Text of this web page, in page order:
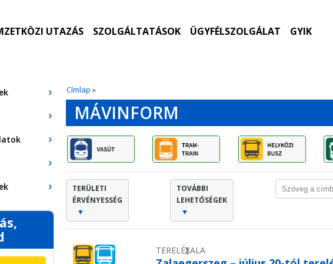
UTAZÁS SZOLGÁLTATÁSOK ÜGYFÉLSZOLGÁLAT GYIK
Címlap »
MÁVINFORM
TERÜLETI
ÉRVÉNYESSÉG
▼
TOVÁBBI
LEHETŐSÉGEK
▼
TERELÉS
|
ZALA